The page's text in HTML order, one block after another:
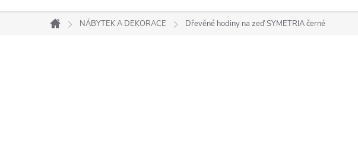
Domů
NÁBYTEK A DEKORACE Dřevěné hodiny na zeď SYMETRIA černé